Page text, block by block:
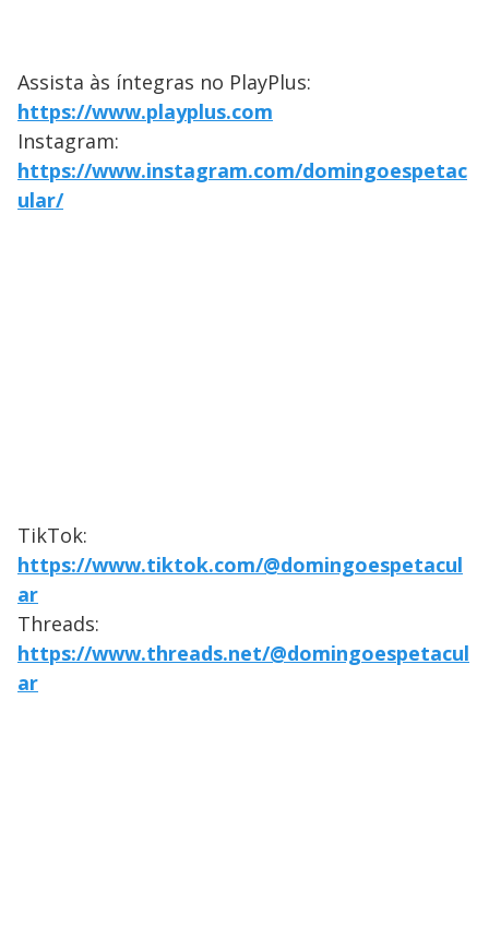
Assista às íntegras no PlayPlus:
https://www.playplus.com
Instagram:
https://www.instagram.com/domingoespetac
ular/
TikTok:
https://www.tiktok.com/@domingoespetacul
ar
Threads:
https://www.threads.net/@domingoespetacul
ar